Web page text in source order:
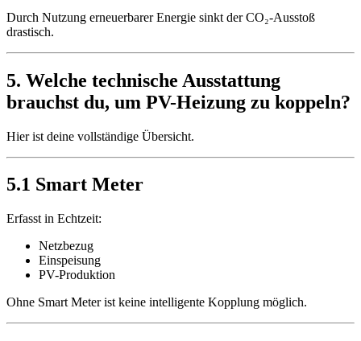
Durch Nutzung erneuerbarer Energie sinkt der CO₂-Ausstoß
drastisch.
5. Welche technische Ausstattung
brauchst du, um PV-Heizung zu koppeln?
Hier ist deine vollständige Übersicht.
5.1 Smart Meter
Erfasst in Echtzeit:
Netzbezug
Einspeisung
PV-Produktion
Ohne Smart Meter ist keine intelligente Kopplung möglich.